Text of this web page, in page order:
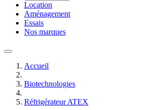
Location
Aménagement
Essais
Nos marques
Accueil
Biotechnologies
Réfrigérateur ATEX